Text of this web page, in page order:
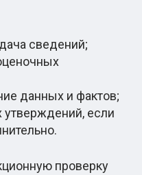
сведений;
данных и фактов;
утверждений, если
проверку